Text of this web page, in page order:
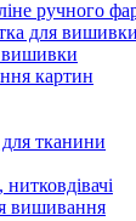
ручного
для
вишивки
картин
тканини
вишивання